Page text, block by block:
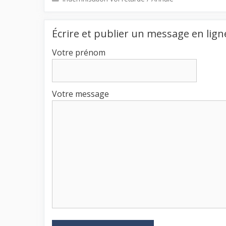
Écrire et publier un message en
Votre prénom
Votre message